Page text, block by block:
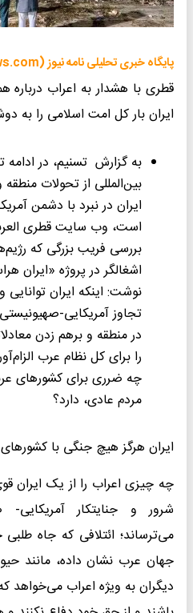
پایگاه خبری تحلیلی نامه نیوز (namehnews.com) :
قطری با هشدار به اعراب درباره
ایران بار کل امت اسلامی را به
به گزارش تسنیم، در
بین‌المللی از تحولات
ایران در نبرد با دشمن
است، وب سایت قطری
بررسی فریب بزرگی که
اشغالگر در پروژه «ایران
نوشت: اینکه ایران
تجاوز آمریکایی-
در منطقه و برهم زدن
را برای کل نظام عرب
چه ضرری برای کشورهای
مردم عادی، دارد؟
ایران هرگز هیچ جنگی با
چه چیزی اعراب را از یک ایران
شرور و جنایتکار
می‌ترساند؛ ائتلافی که جاه
جهان عرب نشان داده، مانند
دیگران به ویژه اعراب